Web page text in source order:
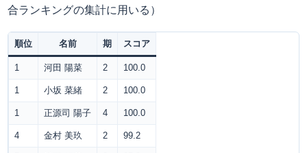
合ランキングの集計に用いる）
順位 名前 期 スコア
1 河田 陽菜 2 100.0
1 小坂 菜緒 2 100.0
1 正源司 陽子 4 100.0
4 金村 美玖 2 99.2